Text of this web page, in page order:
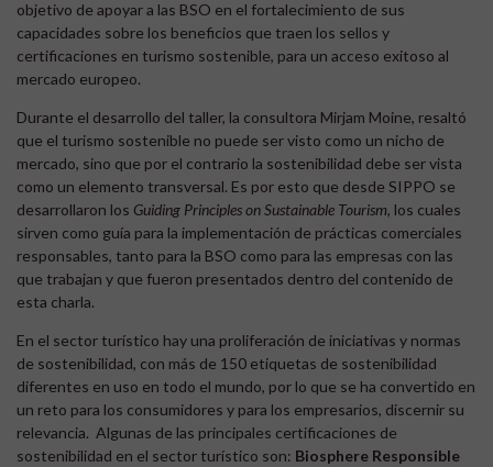
objetivo de apoyar a las BSO en el fortalecimiento de sus
capacidades sobre los beneficios que traen los sellos y
certificaciones en turismo sostenible, para un acceso exitoso al
mercado europeo.
Durante el desarrollo del taller, la consultora Mirjam Moine, resaltó
que el turismo sostenible no puede ser visto como un nicho de
mercado, sino que por el contrario la sostenibilidad debe ser vista
como un elemento transversal. Es por esto que desde SIPPO se
desarrollaron los Guiding Principles on Sustainable Tourism, los cuales
sirven como guía para la implementación de prácticas comerciales
responsables, tanto para la BSO como para las empresas con las
que trabajan y que fueron presentados dentro del contenido de
esta charla.
En el sector turístico hay una proliferación de iniciativas y normas
de sostenibilidad, con más de 150 etiquetas de sostenibilidad
diferentes en uso en todo el mundo, por lo que se ha convertido en
un reto para los consumidores y para los empresarios, discernir su
relevancia. Algunas de las principales certificaciones de
sostenibilidad en el sector turístico son: Biosphere Responsible